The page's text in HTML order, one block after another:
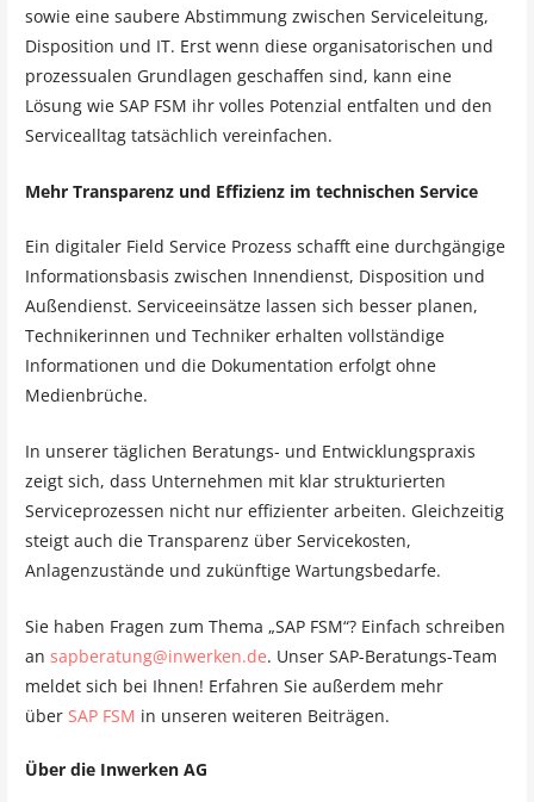
sowie eine saubere Abstimmung zwischen Serviceleitung,
Disposition und IT. Erst wenn diese organisatorischen und
prozessualen Grundlagen geschaffen sind, kann eine
Lösung wie SAP FSM ihr volles Potenzial entfalten und den
Servicealltag tatsächlich vereinfachen.
Mehr Transparenz und Effizienz im technischen Service
Ein digitaler Field Service Prozess schafft eine durchgängige
Informationsbasis zwischen Innendienst, Disposition und
Außendienst. Serviceeinsätze lassen sich besser planen,
Technikerinnen und Techniker erhalten vollständige
Informationen und die Dokumentation erfolgt ohne
Medienbrüche.
In unserer täglichen Beratungs- und Entwicklungspraxis
zeigt sich, dass Unternehmen mit klar strukturierten
Serviceprozessen nicht nur effizienter arbeiten. Gleichzeitig
steigt auch die Transparenz über Servicekosten,
Anlagenzustände und zukünftige Wartungsbedarfe.
Sie haben Fragen zum Thema „SAP FSM“? Einfach schreiben
an sapberatung@inwerken.de. Unser SAP-Beratungs-Team
meldet sich bei Ihnen! Erfahren Sie außerdem mehr
über SAP FSM in unseren weiteren Beiträgen.
Über die Inwerken AG